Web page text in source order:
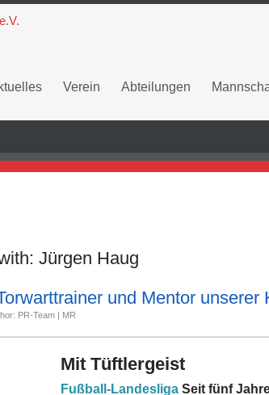
Verein Abteilungen
Jürgen Haug
und Mentor
PR-Team | MR
Mit Tüftlergeist
Fußball-Landesliga Seit fünf